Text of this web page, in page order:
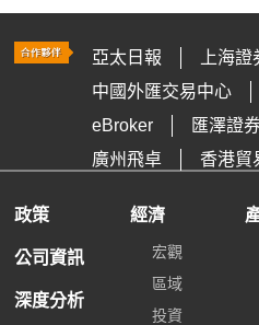
亞太日報
上海證
中國外匯交易中心
eBroker
匯澤證
廣州飛卓
香港貿
政策
公司資訊
深度分析
經濟
宏觀
區域
投資